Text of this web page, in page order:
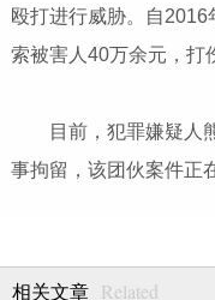
殴打进行威胁。自
索被害人40万余元，打
目前，犯罪嫌疑人熊
事拘留，该团伙案件正
相关文章 Related